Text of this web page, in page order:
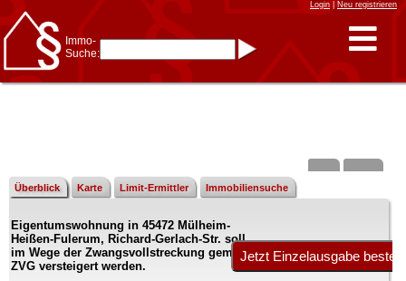
Login| Neu registrieren
Immo-
Suche:
z.B.:15 Frankfurtfür
Frankfurt/Oder
und6 Frankfurtfür Frankfurt
Immobiliensuche
nach Kreis
nach Amtsgericht
Überblick Karte Limit-Ermittler Immobiliensuche
Eigentumswohnung in 45472 Mülheim-
Heißen-Fulerum, Richard-Gerlach-Str. soll
im Wege der Zwangsvollstreckung gemäß
ZVG versteigert werden.